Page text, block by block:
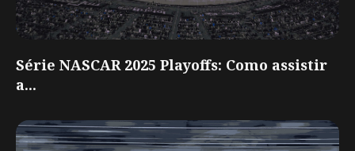
Série NASCAR 2025 Playoffs: Como assistir
a...